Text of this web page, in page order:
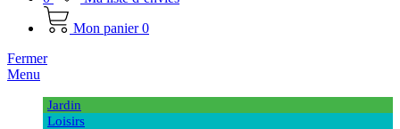
Mon panier 0
Fermer
Menu
Jardin
Loisirs